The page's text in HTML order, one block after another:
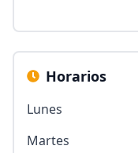
Horarios
Lunes
Martes